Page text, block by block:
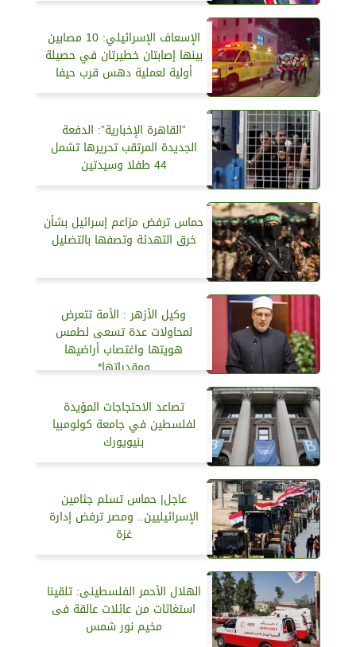
الإسعاف الإسرائيلي: 10 مصابين
بينها إصابتان خطيرتان في حصيلة
أولية لعملية دهس قرب حيفا
”القاهرة الإخبارية”: الدفعة
الجديدة المرتقب تحريرها تشمل
44 طفلا وسيدتين
حماس ترفض مزاعم إسرائيل بشأن
خرق التهدئة وتصفها بالتضليل
وكيل الأزهر : الأمة تتعرض
لمحاولات عدة تسعى لطمس
هويتها واغتصاب أراضيها
ومقدراتها*
تصاعد الاحتجاجات المؤيدة
لفلسطين في جامعة كولومبيا
بنيويورك
عاجل| حماس تسلم جثامين
الإسرائيليين.. ومصر ترفض إدارة
غزة
الهلال الأحمر الفلسطينى: تلقينا
استغاثات من عائلات عالقة فى
مخيم نور شمس